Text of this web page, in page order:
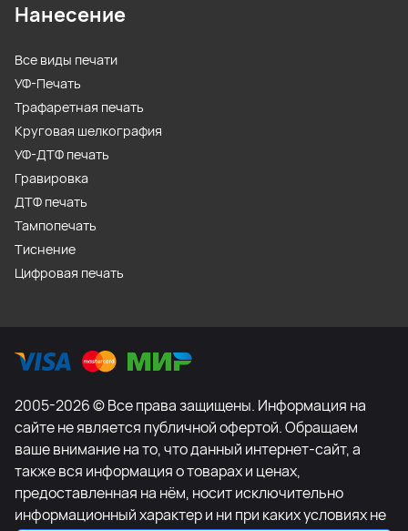
Нанесение
Все виды печати
УФ-Печать
Трафаретная печать
Круговая шелкография
УФ-ДТФ печать
Гравировка
ДТФ печать
Тампопечать
Тиснение
Цифровая печать
2005-2026 © Все права защищены. Информация на
сайте не является публичной офертой. Обращаем
ваше внимание на то, что данный интернет-сайт, а
также вся информация о товарах и ценах,
предоставленная на нём, носит исключительно
информационный характер и ни при каких условиях не